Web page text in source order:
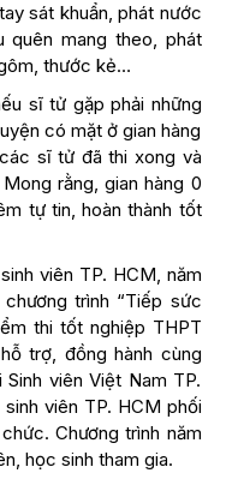
sát khuẩn, phát nước
quên mang theo, phát
thước kẻ…
sĩ tử gặp phải những
có mặt ở gian hàng
sĩ tử đã thi xong và
rằng, gian hàng 0
tự tin, hoàn thành tốt
viên TP. HCM, năm
trình “Tiếp sức
thi tốt nghiệp THPT
trợ, đồng hành cùng
viên Việt Nam TP.
viên TP. HCM phối
Chương trình năm
học sinh tham gia.